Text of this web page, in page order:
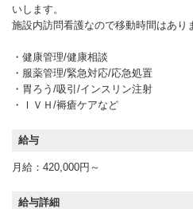
いします。
施設内訪問看護なので移動時間はあり
・健康管理/健康相談
・服薬管理/緊急対応/応急処置
・胃ろう/吸引/インスリン注射
・ＩＶＨ/褥瘡ケアなど
給与
月給：420,000円～
給与詳細